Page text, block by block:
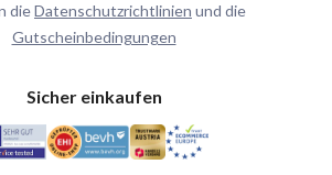
dieDatenschutzrichtlinien und die
Gutscheinbedingungen
Sicher einkaufen